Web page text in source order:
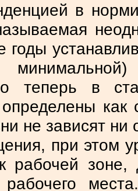
в
годы
теперь в
как
не зависят ни
при этом
рабочей
рабочего